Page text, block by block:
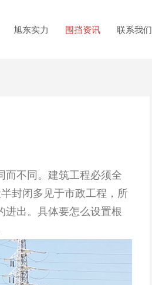
旭东实力 围挡资讯 联系我们
而不同。建筑工程必须全
封闭多见于市政工程，所
进出。具体要怎么设置根